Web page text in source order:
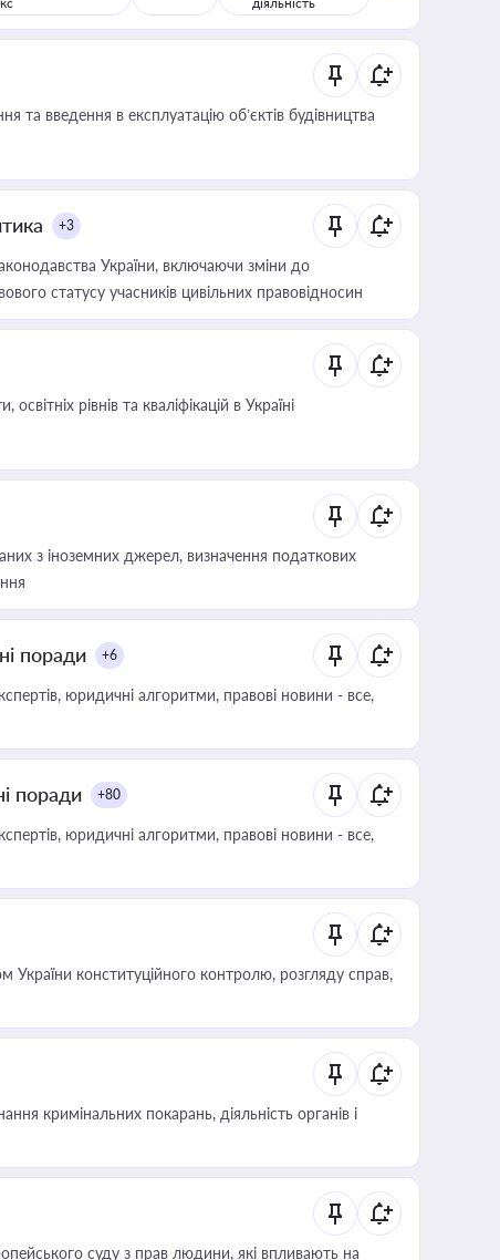
та введення в експлуатацію об’єктів будівництва
+3
України, включаючи зміни до
статусу учасників цивільних правовідносин
рівнів та кваліфікацій в Україні
з іноземних джерел, визначення податкових
поради +6
юридичні алгоритми, правові новини - все,
поради +80
юридичні алгоритми, правові новини - все,
конституційного контролю, розгляду справ,
кримінальних покарань, діяльність органів і
суду з прав людини, які впливають на